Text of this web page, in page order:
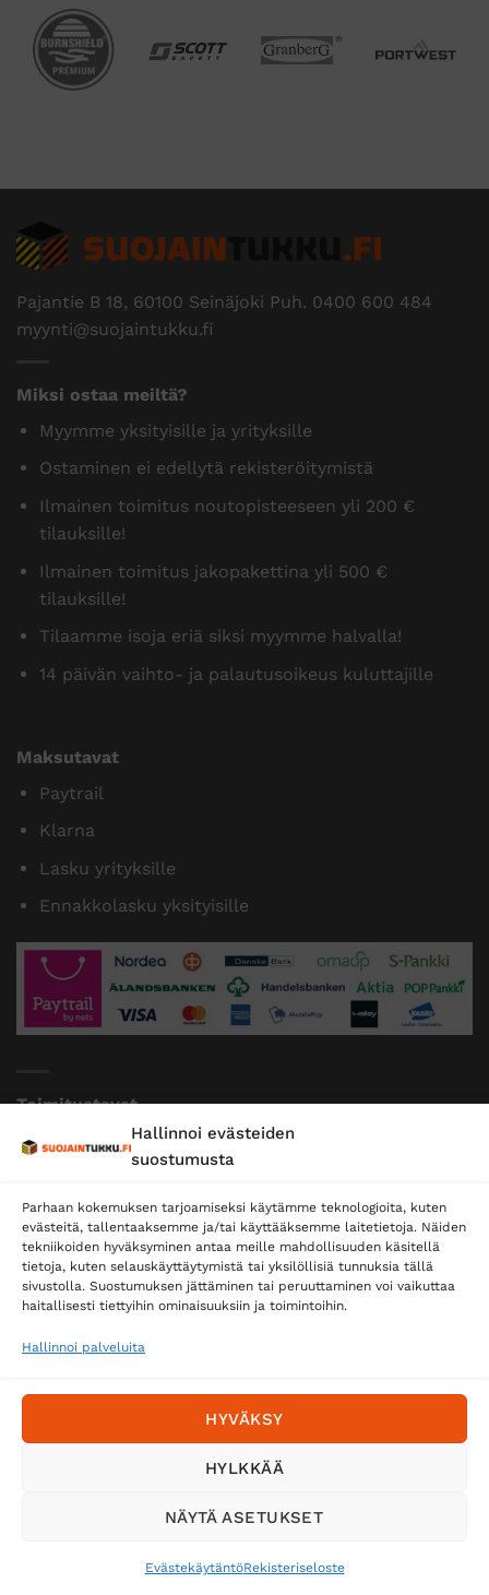
Hallinnoi evästeiden
suostumusta
Parhaan kokemuksen tarjoamiseksi käytämme teknologioita, kuten
evästeitä, tallentaaksemme ja/tai käyttääksemme laitetietoja. Näiden
tekniikoiden hyväksyminen antaa meille mahdollisuuden käsitellä
tietoja, kuten selauskäyttäytymistä tai yksilöllisiä tunnuksia tällä
sivustolla. Suostumuksen jättäminen tai peruuttaminen voi vaikuttaa
haitallisesti tiettyihin ominaisuuksiin ja toimintoihin.
Hallinnoi palveluita
HYVÄKSY
HYLKKÄÄ
NÄYTÄ ASETUKSET
EvästekäytäntöRekisteriseloste
Pajantie B 18, 60100 Seinäjoki Puh. 0400 600 484
myynti@suojaintukku.fi
Miksi ostaa meiltä?
Myymme yksityisille ja yrityksille
Ostaminen ei edellytä rekisteröitymistä
Ilmainen toimitus noutopisteeseen yli 200 €
tilauksille!
Ilmainen toimitus jakopakettina yli 500 €
tilauksille!
Tilaamme isoja eriä siksi myymme halvalla!
14 päivän vaihto- ja palautusoikeus kuluttajille
Maksutavat
Paytrail
Klarna
Lasku yrityksille
Ennakkolasku yksityisille
Toimitustavat
Posti
Postnord
Tilaa uutiskirje ja saat erikoisalennuksia